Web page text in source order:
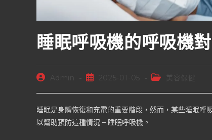
睡眠呼吸機的呼吸機
Admin
睡眠是身體恢復和充電的重要階段，然而，某些睡眠
以幫助預防這種情況 – 睡眠呼吸機。